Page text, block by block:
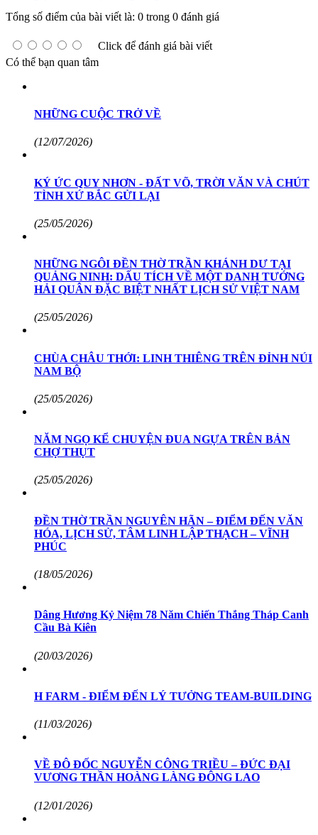
Tổng số điểm của bài viết là: 0 trong 0 đánh giá
Click để đánh giá bài viết
Có thể bạn quan tâm
NHỮNG CUỘC TRỞ VỀ
(12/07/2026)
KÝ ỨC QUY NHƠN - ĐẤT VÕ, TRỜI VĂN VÀ CHÚT
TÌNH XỨ BẮC GỬI LẠI
(25/05/2026)
NHỮNG NGÔI ĐỀN THỜ TRẦN KHÁNH DƯ TẠI
QUẢNG NINH: DẤU TÍCH VỀ MỘT DANH TƯỚNG
HẢI QUÂN ĐẶC BIỆT NHẤT LỊCH SỬ VIỆT NAM
(25/05/2026)
CHÙA CHÂU THỚI: LINH THIÊNG TRÊN ĐỈNH NÚI
NAM BỘ
(25/05/2026)
NĂM NGỌ KỂ CHUYỆN ĐUA NGỰA TRÊN BẢN
CHỢ THỤT
(25/05/2026)
ĐỀN THỜ TRẦN NGUYÊN HÃN – ĐIỂM ĐẾN VĂN
HÓA, LỊCH SỬ, TÂM LINH LẬP THẠCH – VĨNH
PHÚC
(18/05/2026)
Dâng Hương Kỷ Niệm 78 Năm Chiến Thắng Tháp Canh
Cầu Bà Kiên
(20/03/2026)
H FARM - ĐIỂM ĐẾN LÝ TƯỞNG TEAM-BUILDING
(11/03/2026)
VỀ ĐÔ ĐỐC NGUYỄN CÔNG TRIỀU – ĐỨC ĐẠI
VƯƠNG THẦN HOÀNG LÀNG ĐÔNG LAO
(12/01/2026)